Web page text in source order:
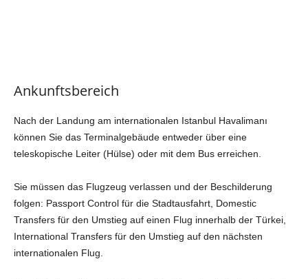
Ankunftsbereich
Nach der Landung am internationalen Istanbul Havalimanı
können Sie das Terminalgebäude entweder über eine
teleskopische Leiter (Hülse) oder mit dem Bus erreichen.
Sie müssen das Flugzeug verlassen und der Beschilderung
folgen: Passport Control für die Stadtausfahrt, Domestic
Transfers für den Umstieg auf einen Flug innerhalb der Türkei,
International Transfers für den Umstieg auf den nächsten
internationalen Flug.